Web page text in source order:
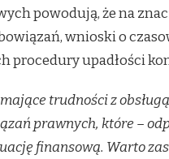
powodują, że na
wnioski o
procedury upadłości
trudności z
prawnych, które –
finansową. Warto